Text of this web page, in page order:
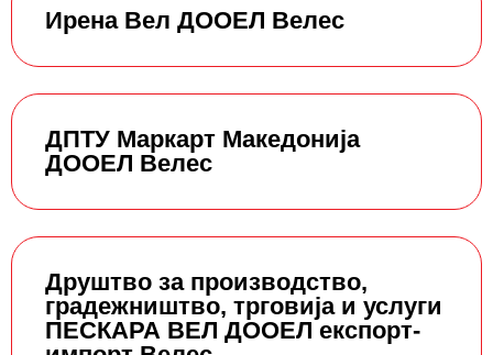
Ирена Вел ДООЕЛ Велес
ДПТУ Маркарт Македонија
ДООЕЛ Велес
Друштво за производство,
градежништво, трговија и услуги
ПЕСКАРА ВЕЛ ДООЕЛ експорт-